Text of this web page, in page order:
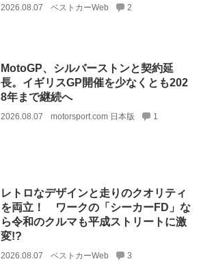
2026.08.07 ベストカーWeb 2
MotoGP、シルバーストンと契約延
長。イギリスGP開催を少なくとも202
8年まで継続へ
2026.08.07 motorsport.com 日本版 1
レトロなデザインと走りのクオリティ
を両立！ ワークの「シーカーFD」な
ら令和のクルマも平成ストリートに激
変!?
2026.08.07 ベストカーWeb 3